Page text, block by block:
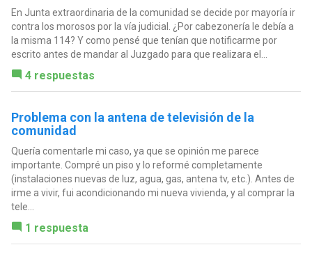
En Junta extraordinaria de la comunidad se decide por mayoría ir
contra los morosos por la vía judicial. ¿Por cabezonería le debía a
la misma 114? Y como pensé que tenían que notificarme por
escrito antes de mandar al Juzgado para que realizara el...
4 respuestas
Problema con la antena de televisión de la
comunidad
Quería comentarle mi caso, ya que se opinión me parece
importante. Compré un piso y lo reformé completamente
(instalaciones nuevas de luz, agua, gas, antena tv, etc.). Antes de
irme a vivir, fui acondicionando mi nueva vivienda, y al comprar la
tele...
1 respuesta